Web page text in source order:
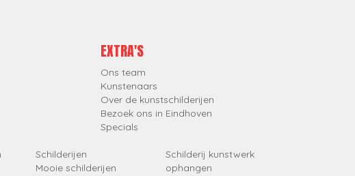
EXTRA'S
Ons team
Kunstenaars
Over de kunstschilderijen
Bezoek ons in Eindhoven
Specials
Schilderijen
Mooie schilderijen
Schilderij kunstwerk
ophangen